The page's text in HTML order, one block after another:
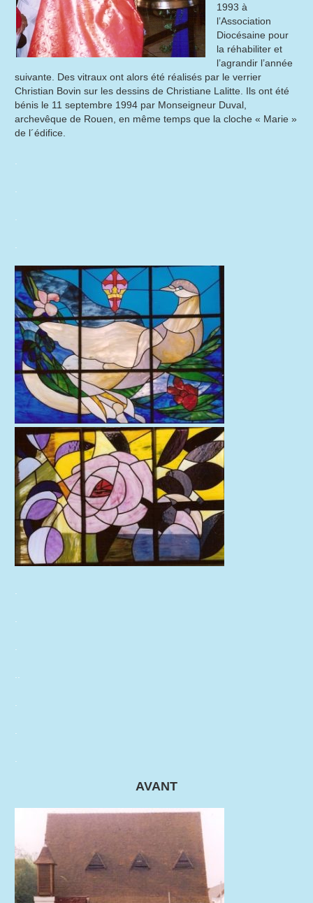
1993 à
l’Association
Diocésaine pour
la réhabiliter et
l’agrandir l’année
suivante. Des vitraux ont alors été réalisés par le verrier
Christian Bovin sur les dessins de Christiane Lalitte. Ils ont été
bénis le 11 septembre 1994 par Monseigneur Duval,
archevêque de Rouen, en même temps que la cloche « Marie »
de l´édifice.
.
.
.
.
.
.
.
..
.
.
.
AVANT